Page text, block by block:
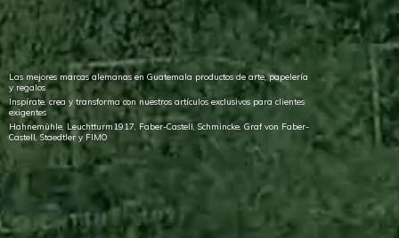
Las mejores marcas alemanas en Guatemala productos de arte, papelería
y regalos
Inspírate, crea y transforma con nuestros artículos exclusivos para clientes
exigentes
Hahnemühle, Leuchtturm1917, Faber-Castell, Schmincke, Graf von Faber-
Castell, Staedtler y FIMO